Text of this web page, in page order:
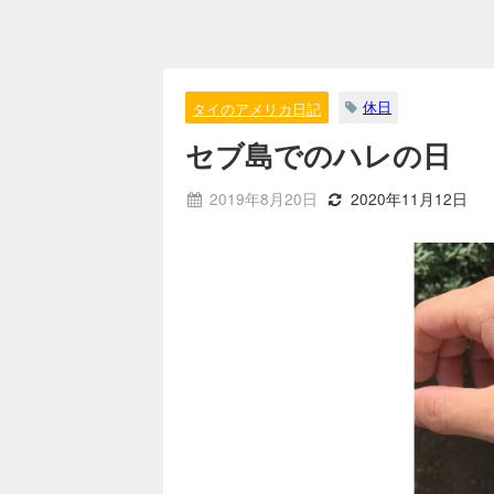
タイのアメリカ日記 休日
セブ島でのハレの日
2019年8月20日 2020年11月12日